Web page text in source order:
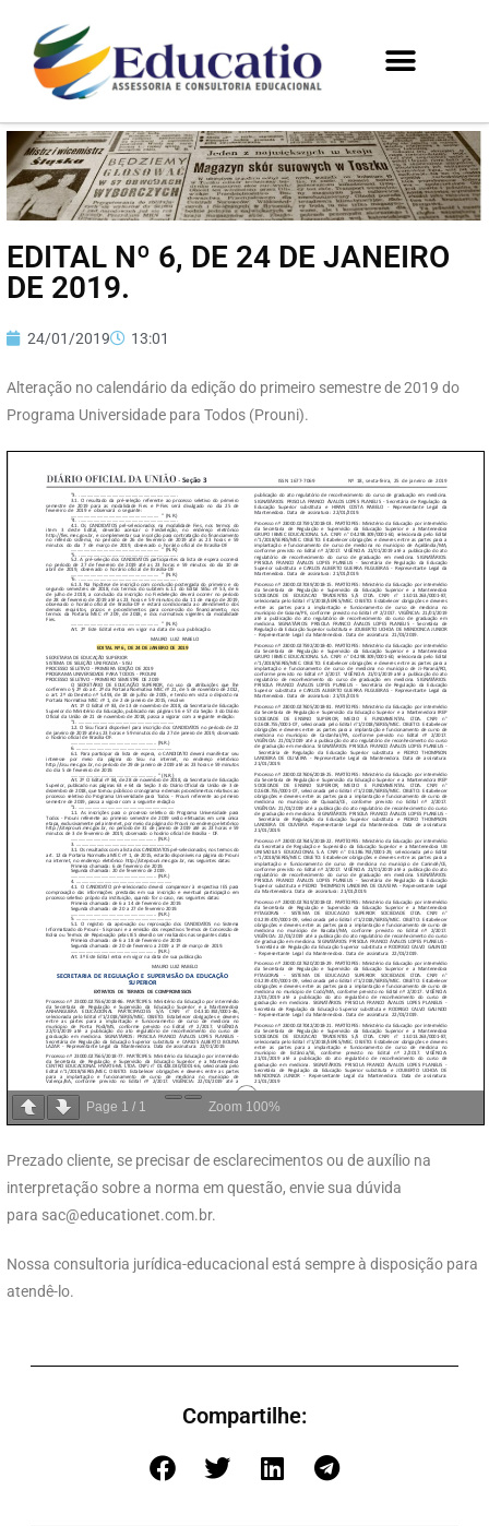
EDITAL Nº 6, DE 24 DE JANEIRO
DE 2019.
24/01/2019 13:01
Alteração no calendário da edição do primeiro semestre de 2019 do
Programa Universidade para Todos (Prouni).
Page 1 / 1 Zoom 100%
Prezado cliente, se precisar de esclarecimentos ou de auxílio na
interpretação sobre a norma em questão, envie sua dúvida
para sac@educationet.com.br.
Nossa consultoria jurídica-educacional está sempre à disposição para
atendê-lo.
Compartilhe: